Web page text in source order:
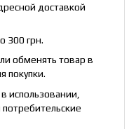
доставкой
300 грн.
обменять товар в
покупки.
использовании,